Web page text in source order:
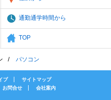
通勤通学時間から
TOP
パソコン
ブ
サイトマップ
お問合せ 会社案内